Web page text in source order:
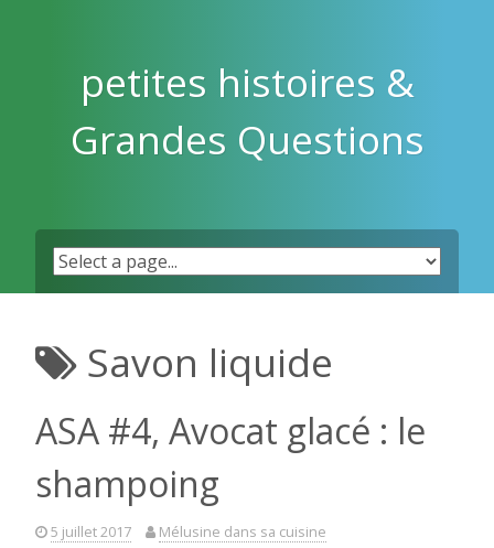
petites histoires &
Grandes Questions
Savon liquide
ASA #4, Avocat glacé : le
shampoing
5 juillet 2017 Mélusine dans sa cuisine